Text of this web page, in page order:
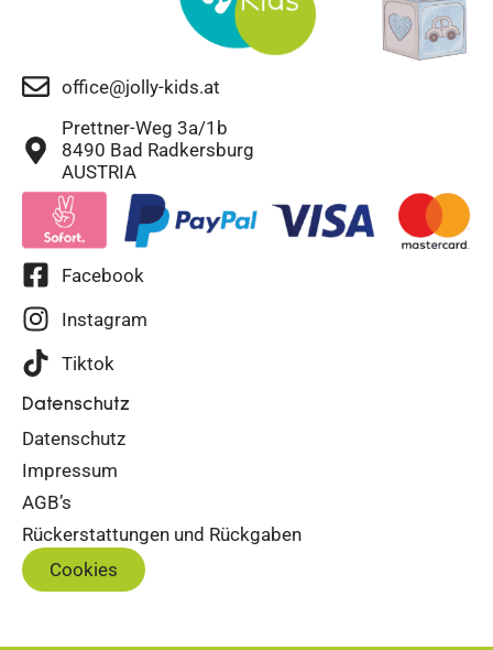
office@jolly-kids.at
Prettner-Weg 3a/1b
8490 Bad Radkersburg
AUSTRIA
Facebook
Instagram
Tiktok
Datenschutz
Datenschutz
Impressum
AGB’s
Rückerstattungen und Rückgaben
Cookies